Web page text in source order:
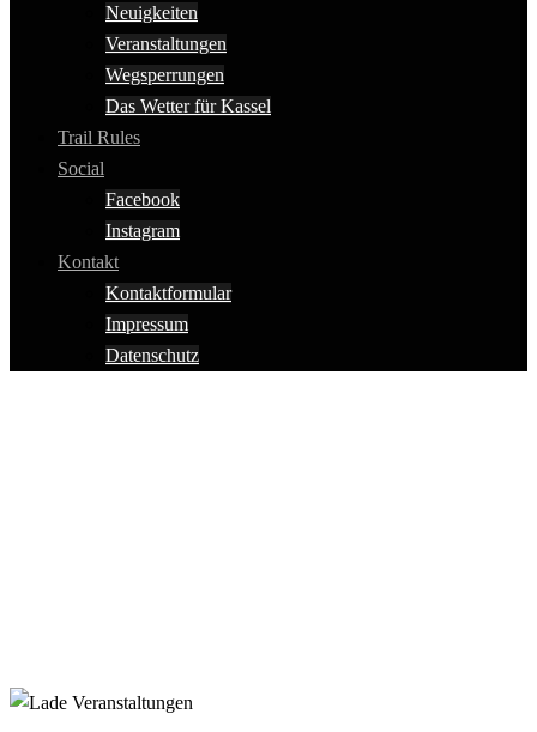
Neuigkeiten
Veranstaltungen
Wegsperrungen
Das Wetter für Kassel
Trail Rules
Social
Facebook
Instagram
Kontakt
Kontaktformular
Impressum
Datenschutz